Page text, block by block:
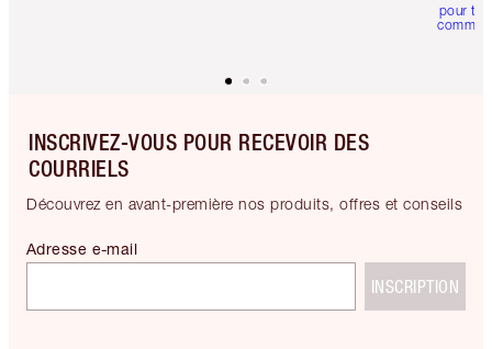
pour
INSCRIVEZ-VOUS POUR RECEVOIR DES
COURRIELS
Découvrez en avant-première nos produits, offres et conseils
Adresse e-mail
INSCRIPTION